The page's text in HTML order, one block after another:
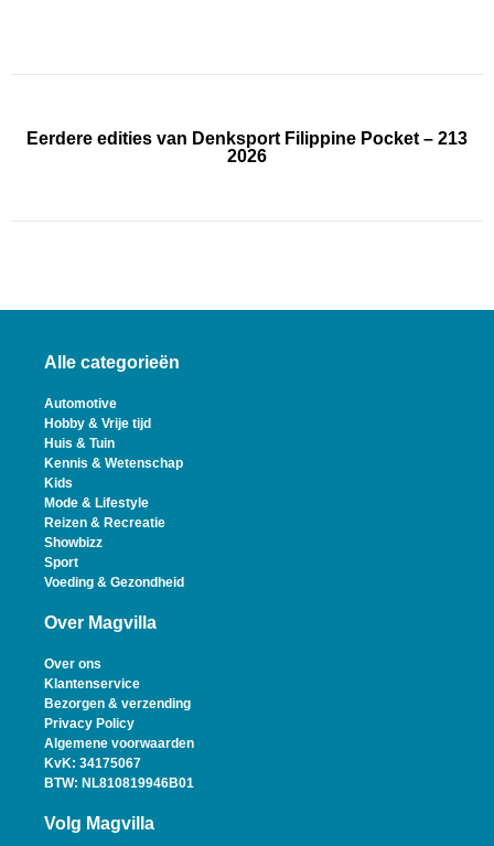
Eerdere edities van Denksport Filippine Pocket – 213
2026
Alle categorieën
Automotive
Hobby & Vrije tijd
Huis & Tuin
Kennis & Wetenschap
Kids
Mode & Lifestyle
Reizen & Recreatie
Showbizz
Sport
Voeding & Gezondheid
Over Magvilla
Over ons
Klantenservice
Bezorgen & verzending
Privacy Policy
Algemene voorwaarden
KvK: 34175067
BTW: NL810819946B01
Volg Magvilla